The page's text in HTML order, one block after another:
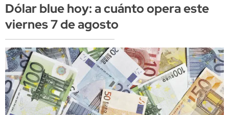
Dólar blue hoy: a cuánto opera este
viernes 7 de agosto